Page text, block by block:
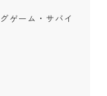
ゲーム・サバイ